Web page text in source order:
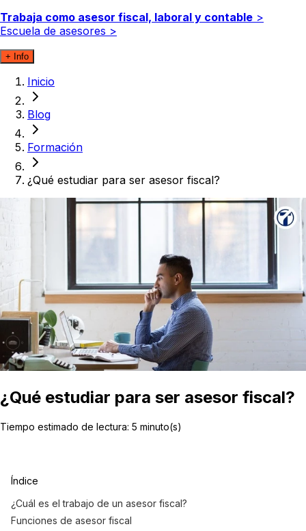
Trabaja como asesor fiscal, laboral y contable >
Escuela de asesores >
+ Info
Inicio
Blog
Formación
¿Qué estudiar para ser asesor fiscal?
¿Qué estudiar para ser asesor fiscal?
Tiempo estimado de lectura: 5 minuto(s)
Índice
¿Cuál es el trabajo de un asesor fiscal?
Funciones de asesor fiscal